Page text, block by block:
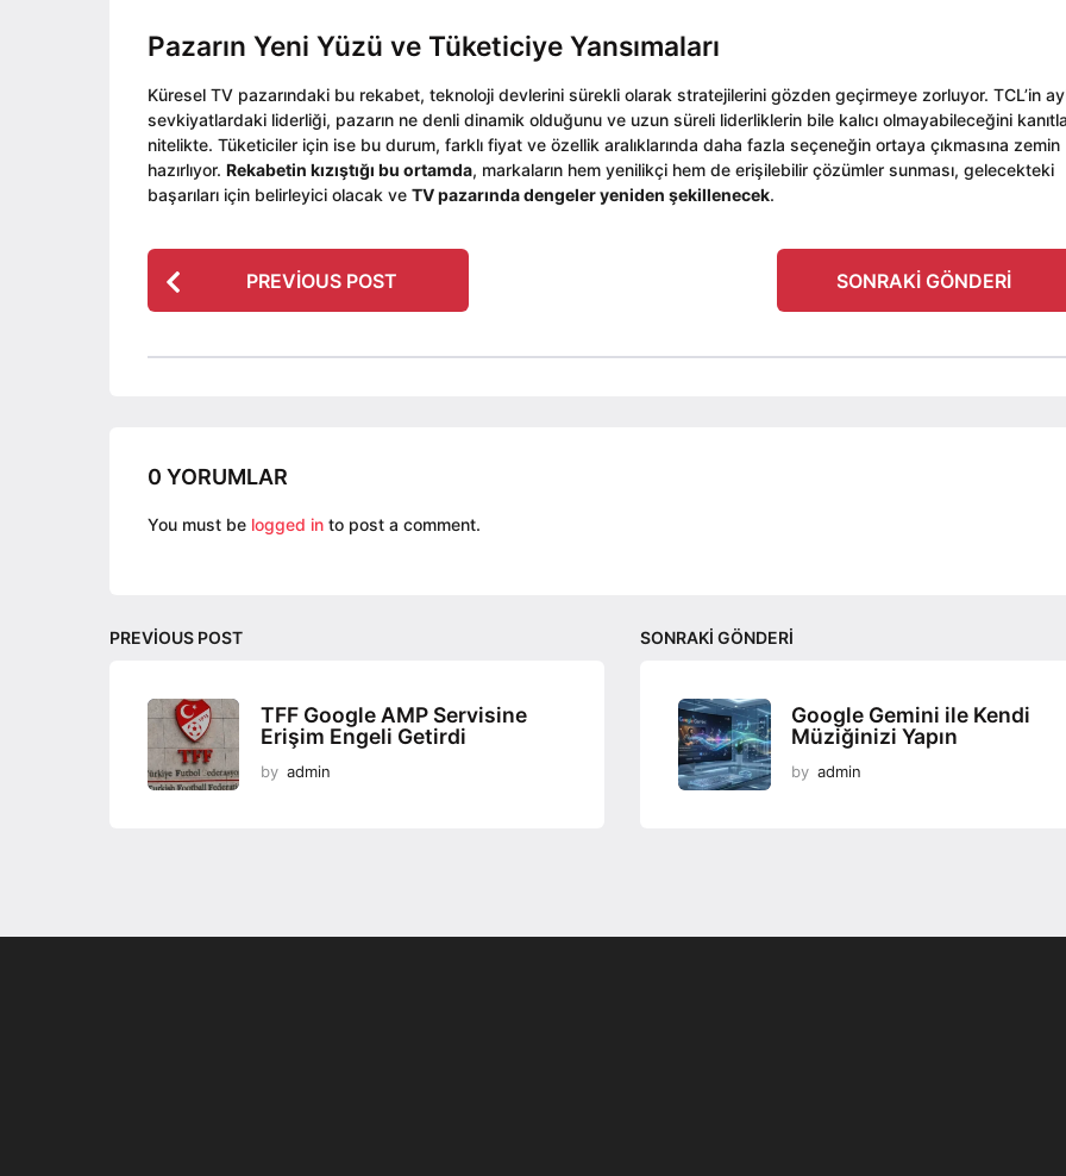
Pazarın Yeni Yüzü ve Tüketiciye Yansımaları
Küresel TV pazarındaki bu rekabet, teknoloji devlerini sürekli olarak stratejilerini gözden geçirmeye zorluyor. TCL’in
sevkiyatlardaki liderliği, pazarın ne denli dinamik olduğunu ve uzun süreli liderliklerin bile kalıcı olmayabileceğini
nitelikte. Tüketiciler için ise bu durum, farklı fiyat ve özellik aralıklarında daha fazla seçeneğin ortaya çıkmasına zemin
hazırlıyor. Rekabetin kızıştığı bu ortamda, markaların hem yenilikçi hem de erişilebilir çözümler sunması, gelecekteki
başarıları için belirleyici olacak ve TV pazarında dengeler yeniden şekillenecek.
P
o
t
g
i
n
i
n
PREVIOUS POST SONRAKI GÖNDERI
0 YORUMLAR
You must be logged in to post a comment.
PREVIOUS POST
TFF Google AMP Servisine
Erişim Engeli Getirdi
by admin
SONRAKI GÖNDERI
Google Gemini ile Kendi
Müziğinizi Yapın
by admin